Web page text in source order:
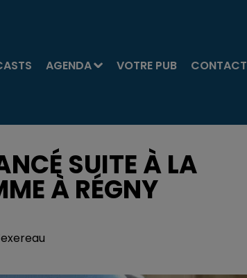
AGENDA VOTRE PUB CONTACT
SUITE À LA
À RÉGNY